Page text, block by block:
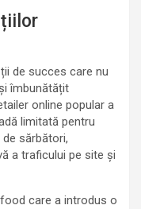
de succes care nu
îmbunătățit
online popular a
limitată pentru
sărbători,
a traficului pe site și
care a introdus o